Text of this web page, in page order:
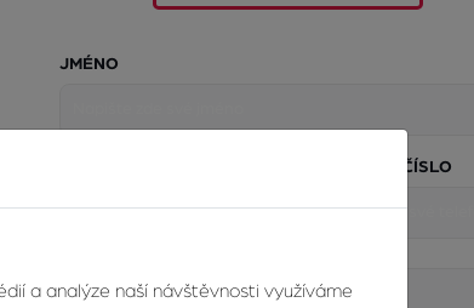
JMÉNO
TELEFONNÍ ČÍSLO
a analýze naší návštěvnosti využíváme